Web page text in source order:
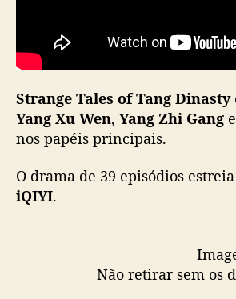
Strange Tales of Tang Dinasty
Yang Xu Wen, Yang Zhi Gang e
nos papéis principais.
O drama de 39 episódios
iQIYI.
Não retirar sem os